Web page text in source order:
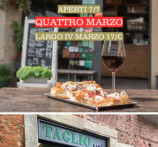
APERTI 7/7
QUATTRO MARZO
LARGO IV MARZO 17/C